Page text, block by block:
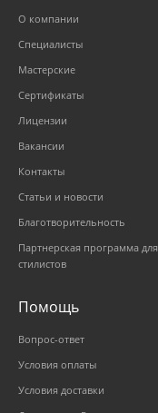
О компании
Специалисты
Мастерские
Сертификаты
Лицензии
Вакансии
Контакты
Статьи и новости
Благотворительность
Партнерская программа для
стилистов
Помощь
Вопрос-ответ
Условия оплаты
Условия доставки